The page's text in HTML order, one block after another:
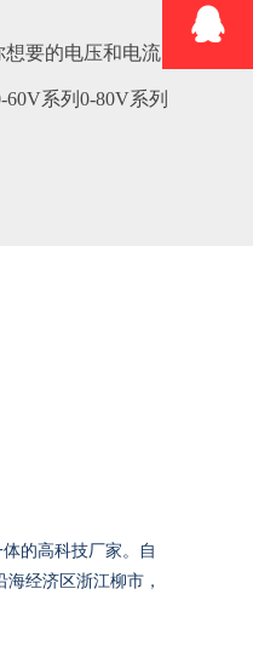
要的电压和电流。
系列0-80V系列
的高科技厂家。自
经济区浙江柳市，